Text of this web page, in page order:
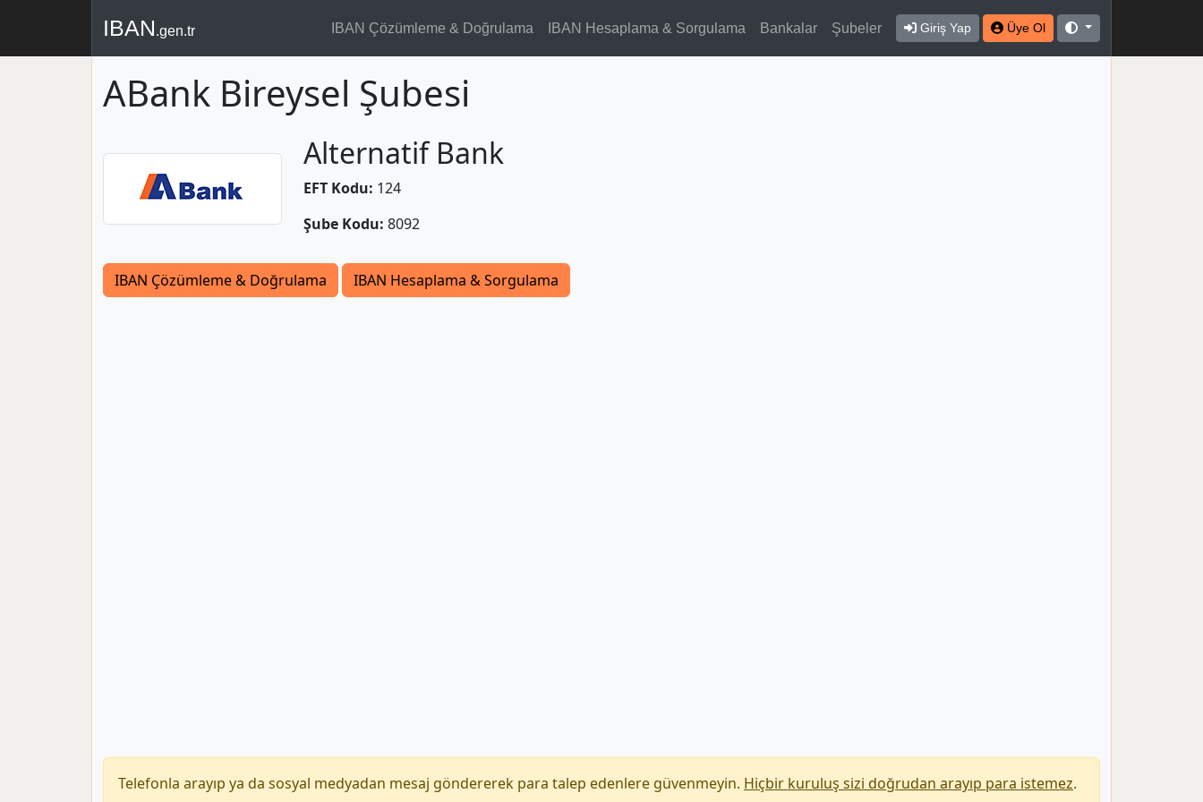
IBAN.gen.tr IBAN Çözümleme & Doğrulama IBAN Hesaplama & Sorgulama Bankalar Şubeler Giriş Yap Üye Ol
ABank Bireysel Şubesi
Alternatif Bank
EFT Kodu: 124
Şube Kodu: 8092
IBAN Çözümleme & Doğrulama IBAN Hesaplama & Sorgulama
Telefonla arayıp ya da sosyal medyadan mesaj göndererek para talep edenlere güvenmeyin. Hiçbir kuruluş sizi doğrudan arayıp para istemez.